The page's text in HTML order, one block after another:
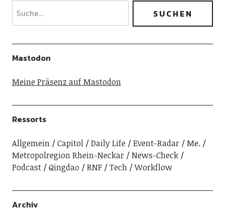
Mastodon
Meine Präsenz auf Mastodon
Ressorts
Allgemein Capitol Daily Life Event-Radar
Me.
Metropolregion Rhein-Neckar
News-Check
Podcast
Qingdao RNF Tech Workflow
Archiv